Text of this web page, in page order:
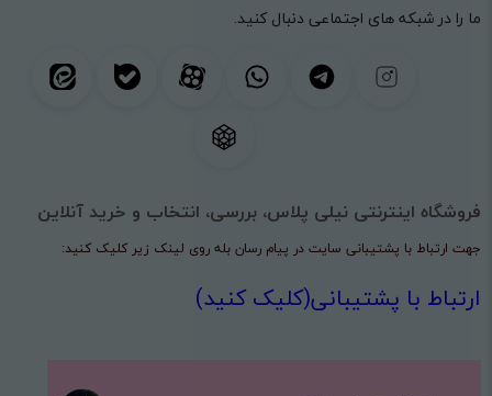
ما را در شبکه های اجتماعی دنبال کنید.
فروشگاه اینترنتی نیلی پلاس، بررسی، انتخاب و خرید آنلاین
جهت ارتباط با پشتیبانی سایت در پیام رسان بله روی لینک زیر کلیک کنید:
ارتباط با پشتیبانی(کلیک کنید)